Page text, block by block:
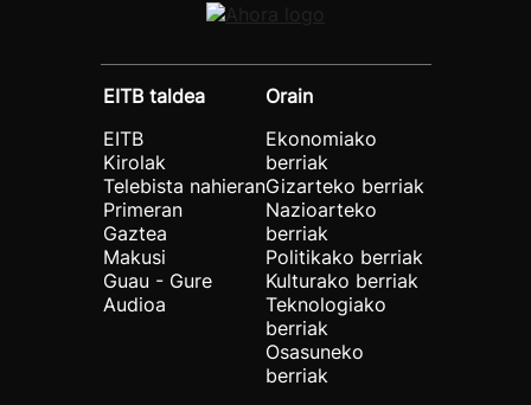
EITB taldea
EITB
Kirolak
Telebista nahieran
Primeran
Gaztea
Makusi
Guau - Gure
Audioa
Orain
Ekonomiako
berriak
Gizarteko berriak
Nazioarteko
berriak
Politikako berriak
Kulturako berriak
Teknologiako
berriak
Osasuneko
berriak